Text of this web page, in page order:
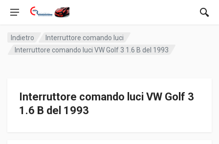
Indietro
Interruttore comando luci
Interruttore comando luci VW Golf 3 1.6 B del 1993
Interruttore comando luci VW Golf 3
1.6 B del 1993